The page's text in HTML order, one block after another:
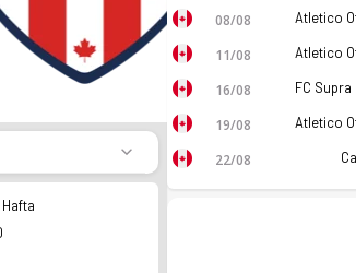
08/08
11/08
16/08
19/08
22/08